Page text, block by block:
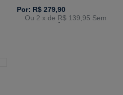
Por: R$ 279,90
Ou 2 x de R$ 139,95 Sem
Juros